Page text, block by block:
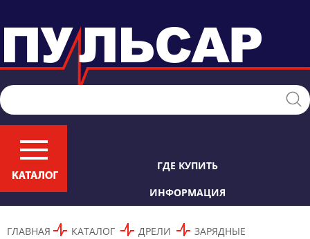
ГДЕ КУПИТЬ
ИНФОРМАЦИЯ
ГЛАВНАЯ КАТАЛОГ ДРЕЛИ
ЗАРЯДНЫЕ